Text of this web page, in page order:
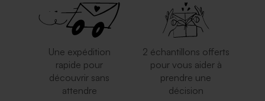
Une expédition
rapide pour
découvrir sans
attendre
2 échantillons offerts
pour vous aider à
prendre une
décision